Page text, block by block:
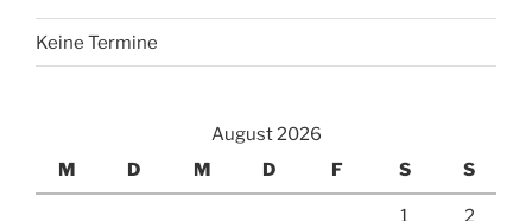
Keine Termine
August 2026
M
D M D F S S
1 2